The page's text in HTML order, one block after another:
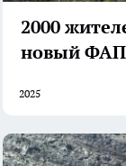
2000
новый ФАП
2025